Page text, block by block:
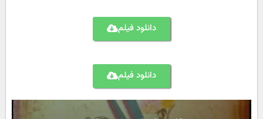
دانلود فیلم
دانلود فیلم